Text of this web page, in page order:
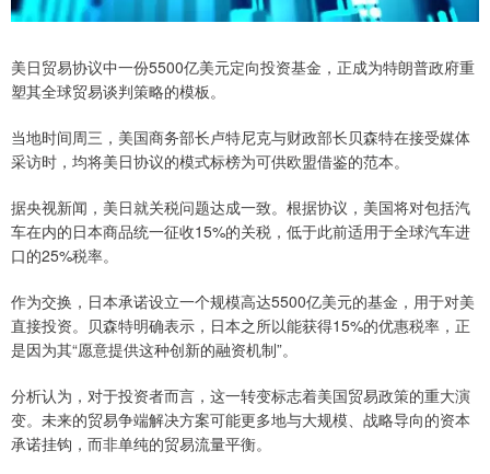
美日贸易协议中一份5500亿美元定向投资基金，正成为特朗普政府重
塑其全球贸易谈判策略的模板。
当地时间周三，美国商务部长卢特尼克与财政部长贝森特在接受媒体
采访时，均将美日协议的模式标榜为可供欧盟借鉴的范本。
据央视新闻，美日就关税问题达成一致。根据协议，美国将对包括汽
车在内的日本商品统一征收15%的关税，低于此前适用于全球汽车进
口的25%税率。
作为交换，日本承诺设立一个规模高达5500亿美元的基金，用于对美
直接投资。贝森特明确表示，日本之所以能获得15%的优惠税率，正
是因为其“愿意提供这种创新的融资机制”。
分析认为，对于投资者而言，这一转变标志着美国贸易政策的重大演
变。未来的贸易争端解决方案可能更多地与大规模、战略导向的资本
承诺挂钩，而非单纯的贸易流量平衡。